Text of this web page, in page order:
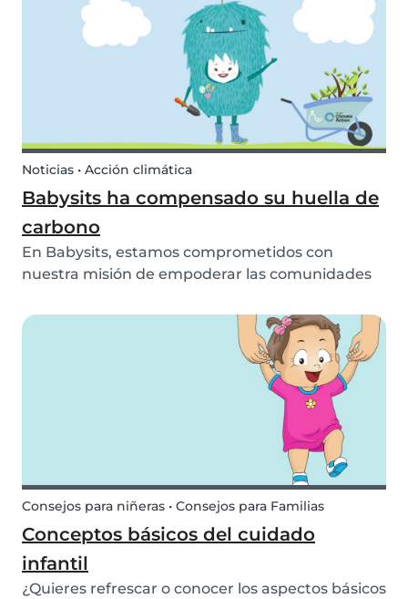
Noticias • Acción climática
Babysits ha compensado su huella de
carbono
En Babysits, estamos comprometidos con
nuestra misión de empoderar las comunidades
niños puedan crecer felices y sanos. Para que
esto ocurra, creemos que es esencial actuar para
Consejos para niñeras • Consejos para Familias
Conceptos básicos del cuidado
infantil
¿Quieres refrescar o conocer los aspectos básicos